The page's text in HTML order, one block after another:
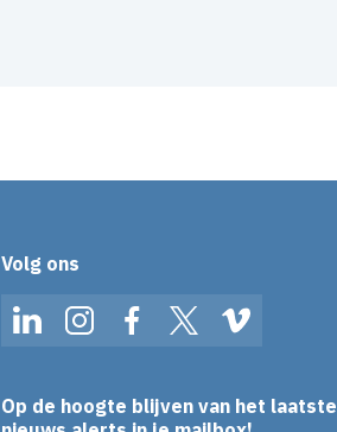
Volg ons
LinkedInInstagramFacebookTwitterVimeo
Op de hoogte blijven van het